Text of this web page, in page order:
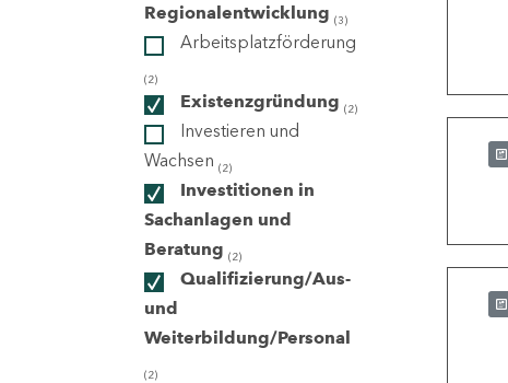
Regionalentwicklung (3)
Arbeitsplatzförderung
(2)
Existenzgründung (2)
Investieren und
Wachsen (2)
Investitionen in
Sachanlagen und
Beratung (2)
Qualifizierung/Aus-
und
Weiterbildung/Personal
(2)